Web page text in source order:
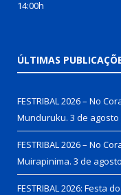
14:00h
ÚLTIMAS
FESTRIBAL 2026 – No
Munduruku. 3 de agosto
FESTRIBAL 2026 – No
Muirapinima. 3 de
FESTRIBAL 2026: Festa